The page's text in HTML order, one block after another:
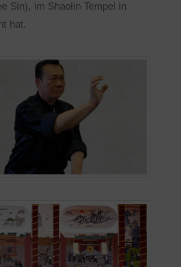
Sin), im Shaolin Tempel in
hat.